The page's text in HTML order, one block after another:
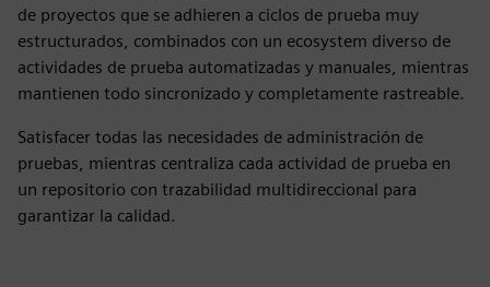
de proyectos que se adhieren a ciclos de prueba muy
estructurados, combinados con un ecosystem diverso de
actividades de prueba automatizadas y manuales, mientras
mantienen todo sincronizado y completamente rastreable.
Satisfacer todas las necesidades de administración de
pruebas, mientras centraliza cada actividad de prueba en
un repositorio con trazabilidad multidireccional para
garantizar la calidad.